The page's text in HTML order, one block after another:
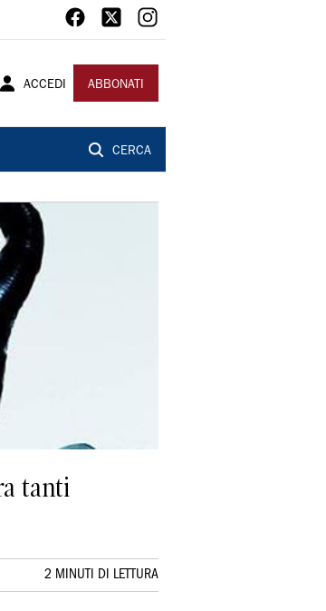
ACCEDI ABBONATI
CERCA
tanti
2 MINUTI DI LETTURA